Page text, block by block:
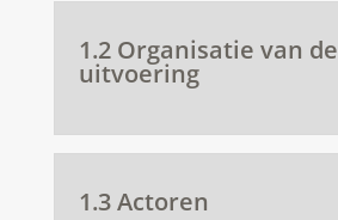
1.2 Organisatie van de
uitvoering
1.3 Actoren